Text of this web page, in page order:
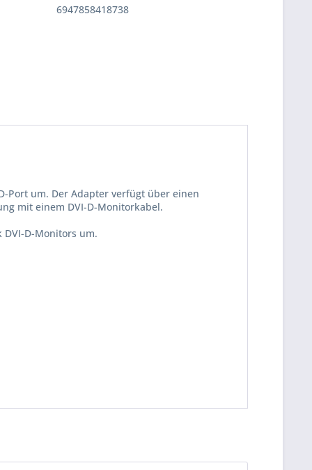
6947858418738
Port um. Der Adapter verfügt über einen
mit einem DVI-D-Monitorkabel.
D-Monitors um.